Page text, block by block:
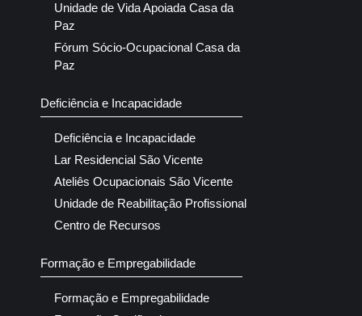
Unidade de Vida Apoiada Casa da
Paz
Fórum Sócio-Ocupacional Casa da
Paz
Deficiência e Incapacidade
Deficiência e Incapacidade
Lar Residencial São Vicente
Ateliês Ocupacionais São Vicente
Unidade de Reabilitação Profissional
Centro de Recursos
Formação e Empregabilidade
Formação e Empregabilidade